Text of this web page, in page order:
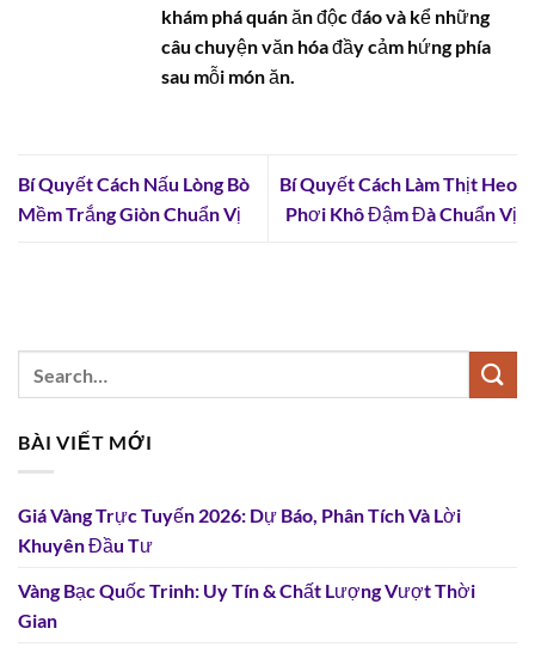
khám phá quán ăn độc đáo và kể những
câu chuyện văn hóa đầy cảm hứng phía
sau mỗi món ăn.
Bí Quyết Cách Nấu Lòng Bò
Mềm Trắng Giòn Chuẩn Vị
Bí Quyết Cách Làm Thịt Heo
Phơi Khô Đậm Đà Chuẩn Vị
BÀI VIẾT MỚI
Giá Vàng Trực Tuyến 2026: Dự Báo, Phân Tích Và Lời
Khuyên Đầu Tư
Vàng Bạc Quốc Trinh: Uy Tín & Chất Lượng Vượt Thời
Gian